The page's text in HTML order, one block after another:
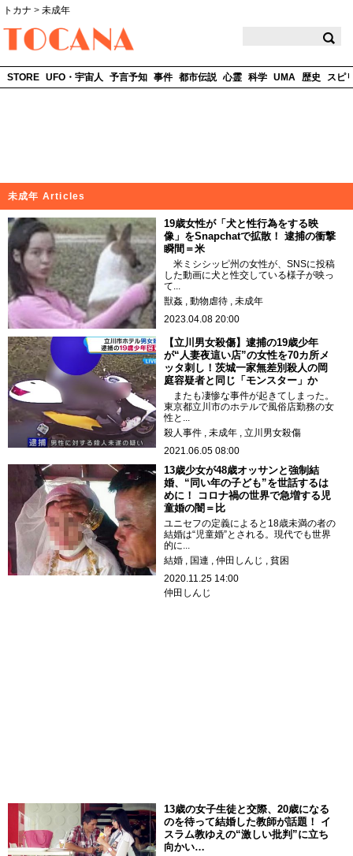
トカナ > 未成年
STORE UFO・宇宙人 予言予知 事件 都市伝説 心霊 科学 UMA 歴史 スピ
未成年 Articles
19歳女性が「犬と性行為をする映
像」をSnapchatで拡散！ 逮捕の衝撃
瞬間＝米
米ミシシッピ州の女性が、SNSに投稿
した動画に犬と性交している様子が映っ
て...
獣姦
動物虐待
未成年
2023.04.08 20:00
【立川男女殺傷】逮捕の19歳少年
が“人妻夜這い店”の女性を70カ所メ
ッタ刺し！茨城一家無差別殺人の岡
庭容疑者と同じ「モンスター」か
またも凄惨な事件が起きてしまった。
東京都立川市のホテルで風俗店勤務の女
性と...
殺人事件
未成年
立川男女殺傷
2021.06.05 08:00
13歳少女が48歳オッサンと強制結
婚、“同い年の子ども”を世話するは
めに！ コロナ禍の世界で急増する児
童婚の闇＝比
ユニセフの定義によると18歳未満の者の
結婚は“児童婚”とされる。現代でも世界
的に...
結婚
国連 仲田しんじ
貧困
2020.11.25 14:00
仲田しんじ
13歳の女子生徒と交際、20歳になる
のを待って結婚した教師が話題！ イ
スラム教ゆえの“激しい批判”に立ち
向かい…